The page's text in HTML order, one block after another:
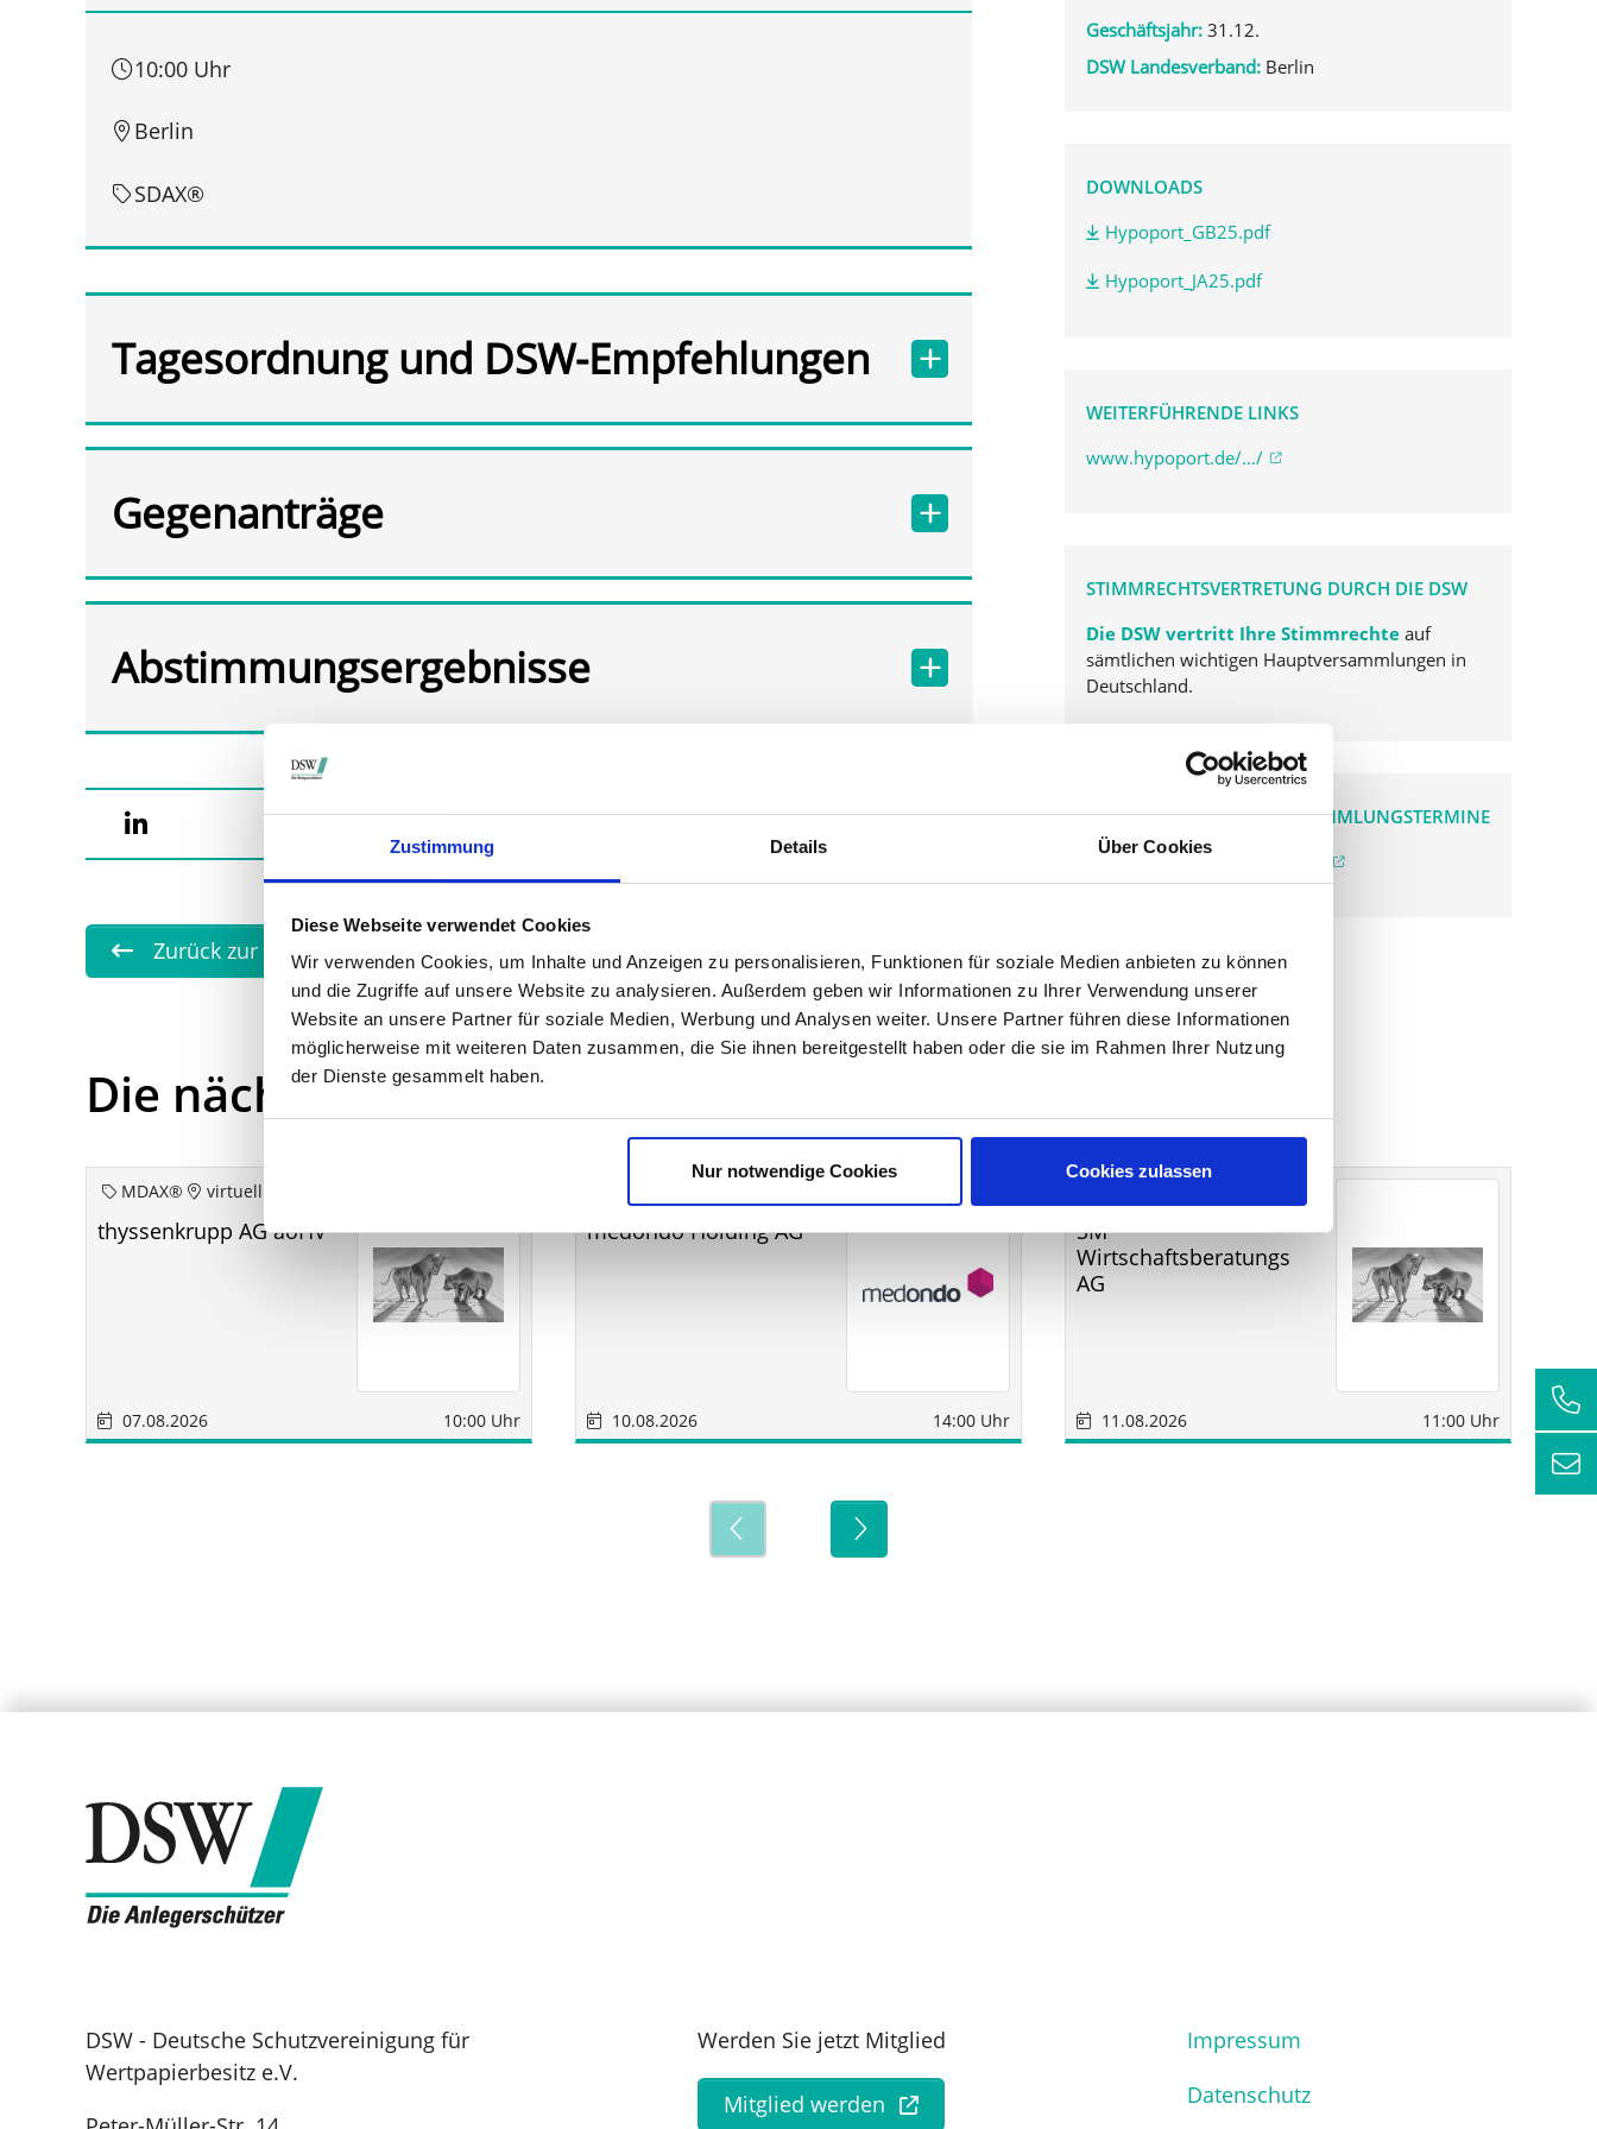
Zustimmung Details Über Cookies
Diese Webseite verwendet Cookies
Wir verwenden Cookies, um Inhalte und Anzeigen zu personalisieren, Funktionen für soziale Medien anbieten zu können
und die Zugriffe auf unsere Website zu analysieren. Außerdem geben wir Informationen zu Ihrer Verwendung unserer
Website an unsere Partner für soziale Medien, Werbung und Analysen weiter. Unsere Partner führen diese Informationen
möglicherweise mit weiteren Daten zusammen, die Sie ihnen bereitgestellt haben oder die sie im Rahmen Ihrer Nutzung
der Dienste gesammelt haben.
Nur notwendige Cookies Cookies zulassen
10:00 Uhr
Berlin
SDAX®
Tagesordnung und DSW-Empfehlungen
Gegenanträge
Abstimmungsergebnisse
Zurück zur Übersicht
Geschäftsjahr: 31.12.
DSW Landesverband: Berlin
DOWNLOADS
Hypoport_GB25.pdf
Hypoport_JA25.pdf
WEITERFÜHRENDE LINKS
www.hypoport.de/.../
STIMMRECHTSVERTRETUNG DURCH DIE DSW
Die DSW vertritt Ihre Stimmrechte auf
sämtlichen wichtigen Hauptversammlungen in
Deutschland.
VERGANGENE HAUPTVERSAMMLUNGSTERMINE
Die nächsten Termine
MDAX® virtuell
thyssenkrupp AG aoHV
07.08.2026 10:00 Uhr
medondo Holding AG
10.08.2026 14:00 Uhr
SM
Wirtschaftsberatungs
AG
11.08.2026 11:00 Uhr
DSW - Deutsche Schutzvereinigung für
Wertpapierbesitz e.V.
Werden Sie jetzt Mitglied
Mitglied werden
Impressum
Datenschutz